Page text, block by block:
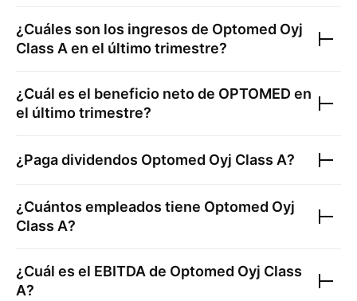
¿Cuáles son los ingresos de Optomed Oyj
Class A en el último trimestre?
¿Cuál es el beneficio neto de OPTOMED en
el último trimestre?
¿Paga dividendos Optomed Oyj Class A?
¿Cuántos empleados tiene Optomed Oyj
Class A?
¿Cuál es el EBITDA de Optomed Oyj Class
A?